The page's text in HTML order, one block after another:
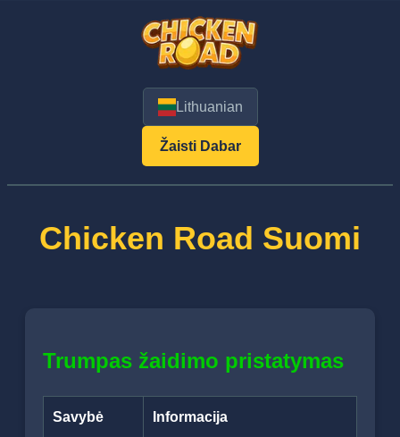
Lithuanian
Žaisti Dabar
Chicken Road Suomi
Trumpas žaidimo pristatymas
Savybė Informacija